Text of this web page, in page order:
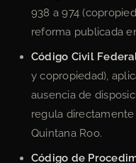
938 a 974
reforma publicada
Código Civil
y copropiedad),
ausencia de
regula
Quintana Roo.
Código de